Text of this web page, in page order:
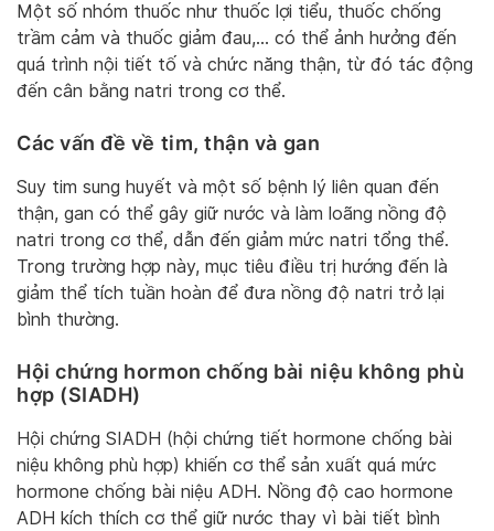
Một số nhóm thuốc như thuốc lợi tiểu, thuốc chống
trầm cảm và thuốc giảm đau,… có thể ảnh hưởng đến
quá trình nội tiết tố và chức năng thận, từ đó tác động
đến cân bằng natri trong cơ thể.
Các vấn đề về tim, thận và gan
Suy tim sung huyết và một số bệnh lý liên quan đến
thận, gan có thể gây giữ nước và làm loãng nồng độ
natri trong cơ thể, dẫn đến giảm mức natri tổng thể.
Trong trường hợp này, mục tiêu điều trị hướng đến là
giảm thể tích tuần hoàn để đưa nồng độ natri trở lại
bình thường.
Hội chứng hormon chống bài niệu không phù
hợp (SIADH)
Hội chứng SIADH (hội chứng tiết hormone chống bài
niệu không phù hợp) khiến cơ thể sản xuất quá mức
hormone chống bài niệu ADH. Nồng độ cao hormone
ADH kích thích cơ thể giữ nước thay vì bài tiết bình